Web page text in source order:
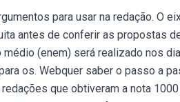
para usar na redação. O
antes de conferir as propostas
(enem) será realizado nos
os. Webquer saber o passo a
que obtiveram a nota